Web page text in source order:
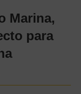
Marina,
para